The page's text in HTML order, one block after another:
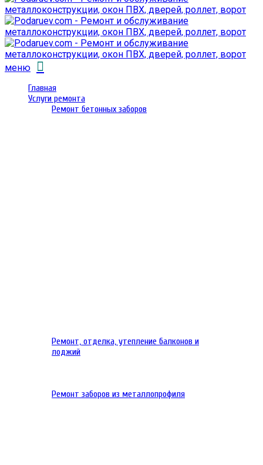
меню
Главная
Услуги ремонта
Ремонт бетонных заборов
Ремонт, отделка, утепление балконов и
лоджий
Ремонт заборов из металлопрофиля